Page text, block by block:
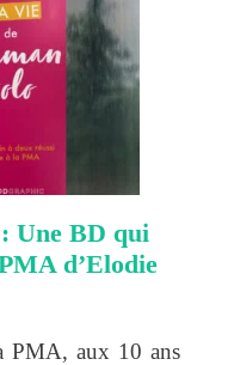
Une BD qui
d’Elodie
PMA, aux 10 ans